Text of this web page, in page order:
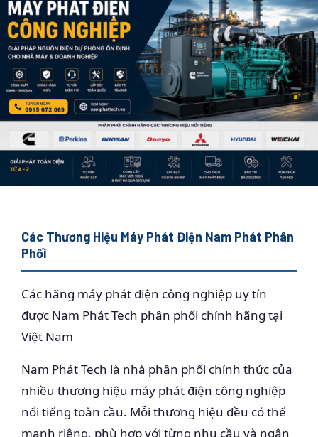
Các Thương Hiệu Máy Phát Điện Nam Phát Phân
Phối
Các hãng máy phát điện công nghiệp uy tín
được Nam Phát Tech phân phối chính hãng tại
Việt Nam
Nam Phát Tech là nhà phân phối chính thức của
nhiều thương hiệu máy phát điện công nghiệp
nổi tiếng toàn cầu. Mỗi thương hiệu đều có thế
mạnh riêng, phù hợp với từng nhu cầu và ngân